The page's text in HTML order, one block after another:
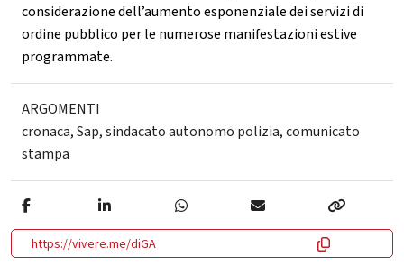
considerazione dell’aumento esponenziale dei servizi di
ordine pubblico per le numerose manifestazioni estive
programmate.
ARGOMENTI
cronaca,Sap,sindacato autonomo polizia,comunicato
stampa
https://vivere.me/diGA